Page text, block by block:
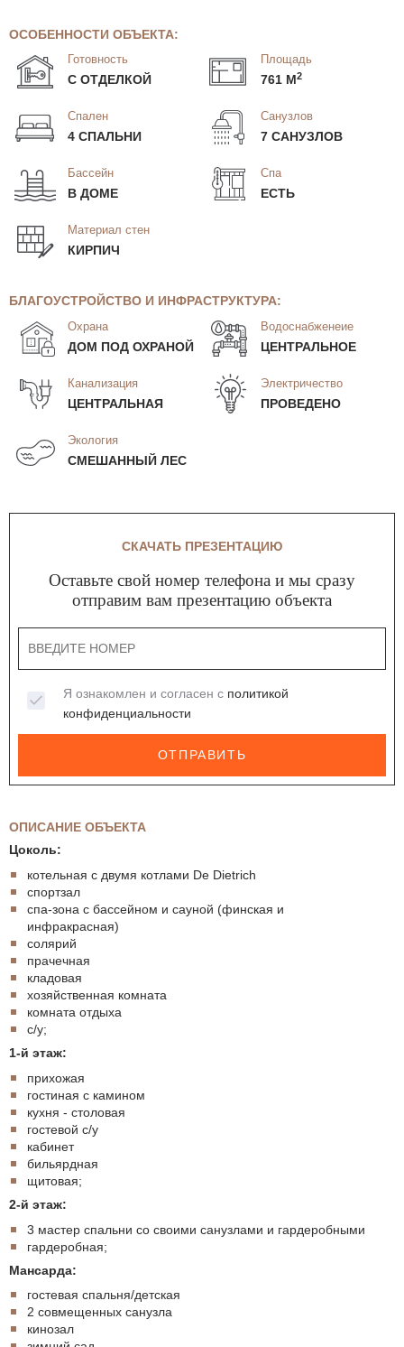
ОСОБЕННОСТИ ОБЪЕКТА:
Готовность
С ОТДЕЛКОЙ
Площадь
761 М2
Спален
4 СПАЛЬНИ
Санузлов
7 САНУЗЛОВ
Бассейн
В ДОМЕ
Спа
ЕСТЬ
Материал стен
КИРПИЧ
БЛАГОУСТРОЙСТВО И ИНФРАСТРУКТУРА:
Охрана
ДОМ ПОД ОХРАНОЙ
Водоснабженеие
ЦЕНТРАЛЬНОЕ
Канализация
ЦЕНТРАЛЬНАЯ
Электричество
ПРОВЕДЕНО
Экология
СМЕШАННЫЙ ЛЕС
ОПИСАНИЕ ОБЪЕКТА
Цоколь:
котельная с двумя котлами De Dietrich
спортзал
спа-зона с бассейном и сауной (финская и
инфракрасная)
солярий
прачечная
кладовая
хозяйственная комната
комната отдыха
с/у;
1-й этаж:
прихожая
гостиная с камином
кухня - столовая
гостевой с/у
кабинет
бильярдная
щитовая;
2-й этаж:
3 мастер спальни со своими санузлами и гардеробными
гардеробная;
Мансарда:
гостевая спальня/детская
2 совмещенных санузла
кинозал
СКАЧАТЬ ПРЕЗЕНТАЦИЮ
Оставьте свой номер телефона и мы сразу
отправим вам презентацию объекта
Я ознакомлен и согласен с политикой
конфиденциальности
ОТПРАВИТЬ